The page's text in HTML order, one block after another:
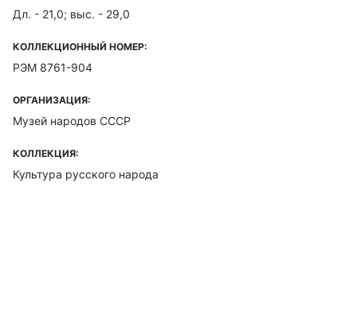
Дл. - 21,0; выс. - 29,0
КОЛЛЕКЦИОННЫЙ НОМЕР:
РЭМ 8761-904
ОРГАНИЗАЦИЯ:
Музей народов СССР
КОЛЛЕКЦИЯ:
Культура русского народа